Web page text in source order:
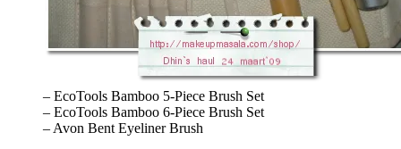
– EcoTools Bamboo 5-Piece Brush Set
– EcoTools Bamboo 6-Piece Brush Set
– Avon Bent Eyeliner Brush